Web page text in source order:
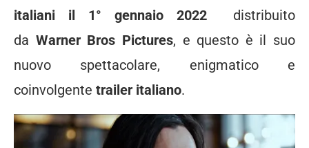
italiani il 1° gennaio 2022
distribuito
da Warner Bros Pictures, e questo è il suo
nuovo spettacolare, enigmatico e
coinvolgente trailer italiano.